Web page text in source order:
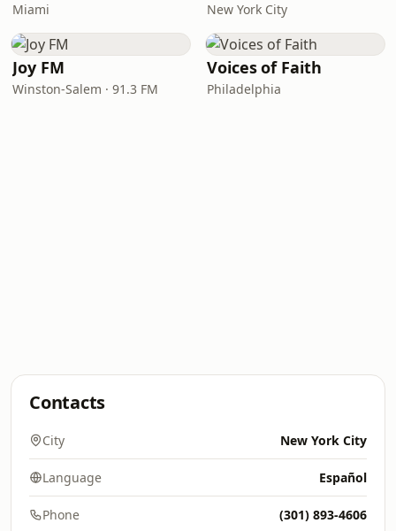
Miami New York City
Joy FM
Winston-Salem · 91.3 FM
Voices of Faith
Philadelphia
Contacts
City New York City
Language Español
Phone (301) 893-4606